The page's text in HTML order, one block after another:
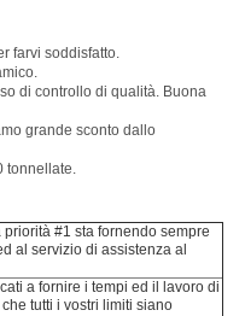
farvi soddisfatto.
di controllo di qualità. Buona
grande sconto dallo
tonnellate.
#1 sta fornendo sempre
al servizio di assistenza al
a fornire i tempi ed il lavoro di
tutti i vostri limiti siano